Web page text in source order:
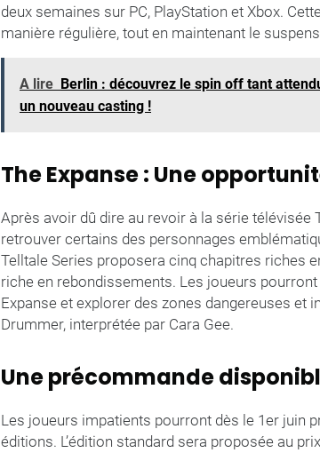
deux semaines sur PC, PlayStation et Xbox.
manière régulière, tout en maintenant le
A lire Berlin : découvrez le spin off tant
un nouveau casting !
The Expanse : Une
Après avoir dû dire au revoir à la série télévisée
retrouver certains des personnages
Telltale Series proposera cinq chapitres riches
riche en rebondissements. Les joueurs
Expanse et explorer des zones dangereuses et
Drummer, interprétée par Cara Gee.
Une précommande
Les joueurs impatients pourront dès le 1er juin
éditions. L’édition standard sera proposée au